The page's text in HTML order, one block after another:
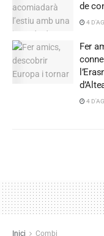
de
4
Fer
4
Inici Combi